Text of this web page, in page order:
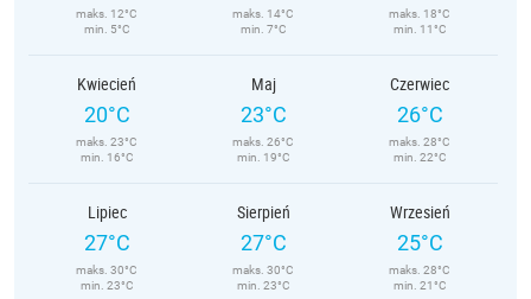
maks. 12°C
min. 5°C
maks. 14°C
min. 7°C
maks. 18°C
min. 11°C
Kwiecień
20°C
maks. 23°C
min. 16°C
Maj
23°C
maks. 26°C
min. 19°C
Czerwiec
26°C
maks. 28°C
min. 22°C
Lipiec
27°C
maks. 30°C
min. 23°C
Sierpień
27°C
maks. 30°C
min. 23°C
Wrzesień
25°C
maks. 28°C
min. 21°C